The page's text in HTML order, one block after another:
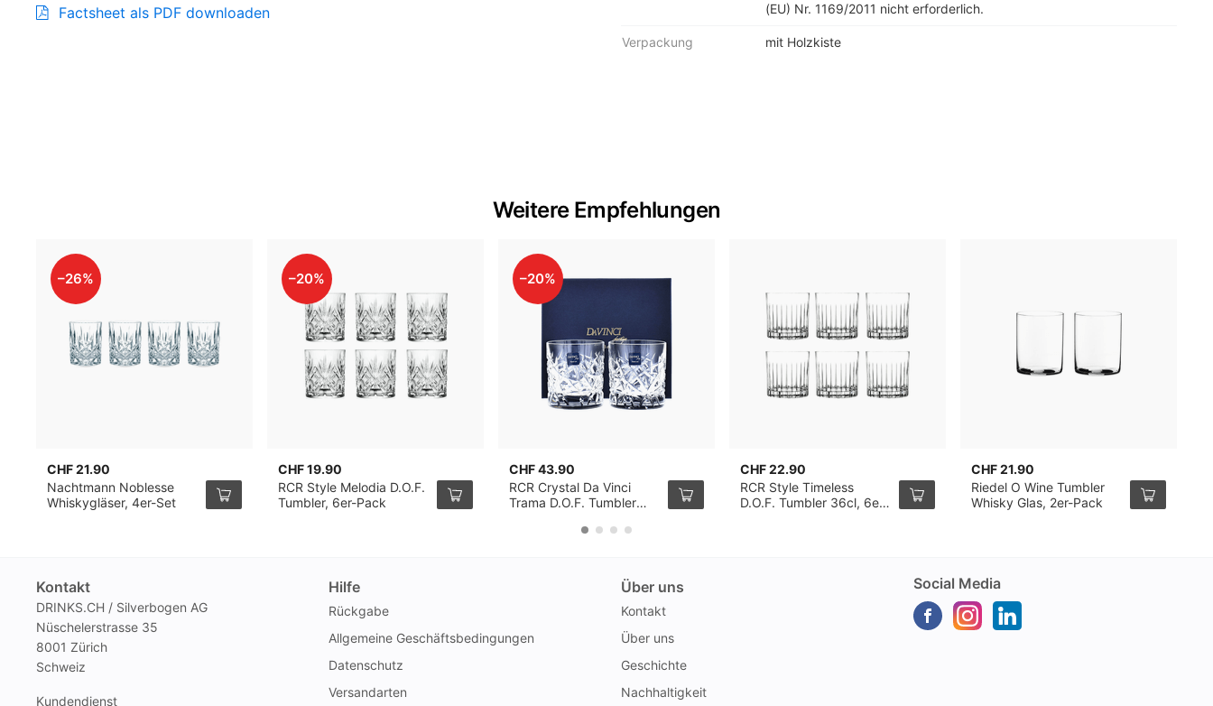
Factsheet als PDF downloaden
(EU) Nr. 1169/2011 nicht erforderlich.
Verpackung mit Holzkiste
Weitere Empfehlungen
–26%
CHF 21.90
Nachtmann Noblesse
Whiskygläser, 4er-Set
–20%
CHF 19.90
RCR Style Melodia D.O.F.
Tumbler, 6er-Pack
–20%
CHF 43.90
RCR Crystal Da Vinci
Trama D.O.F. Tumbler
CHF 22.90
RCR Style Timeless
D.O.F. Tumbler 36cl, 6er-
CHF 21.90
Riedel O Wine Tumbler
Whisky Glas, 2er-Pack
Kontakt
DRINKS.CH / Silverbogen AG
Nüschelerstrasse 35
8001 Zürich
Schweiz
Kundendienst
Hilfe
Rückgabe
Allgemeine Geschäftsbedingungen
Datenschutz
Versandarten
Über uns
Kontakt
Über uns
Geschichte
Nachhaltigkeit
Social Media